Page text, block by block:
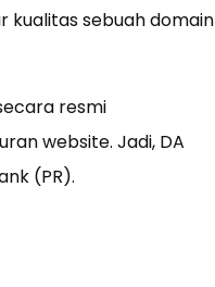
kualitas sebuah domain
resmi
website. Jadi, DA
(PR).